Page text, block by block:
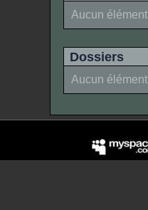
Aucun élément
Dossiers
Aucun élément